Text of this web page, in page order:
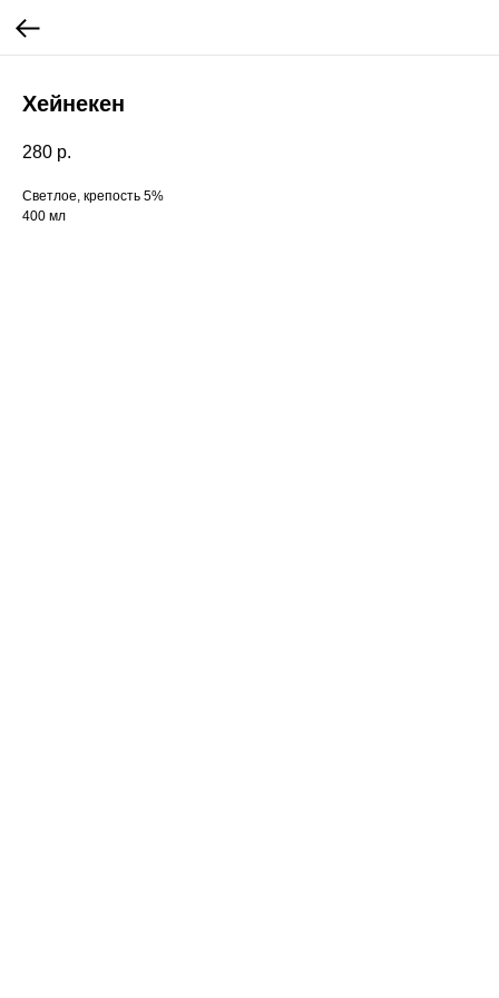
Хейнекен
280 р.
Светлое, крепость 5%
400 мл